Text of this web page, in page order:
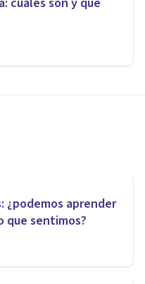
¿podemos aprender
que sentimos?